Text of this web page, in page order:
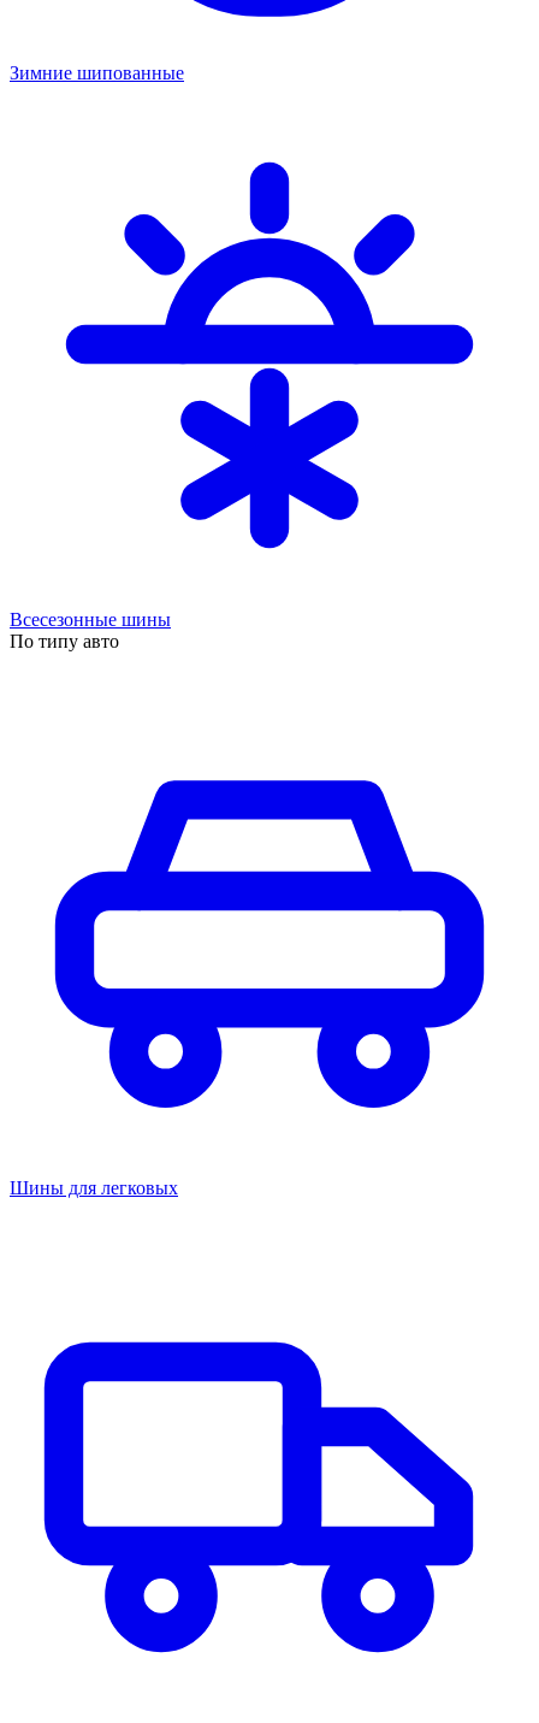
Зимние шипованные
Всесезонные шины
По типу авто
Шины для легковых